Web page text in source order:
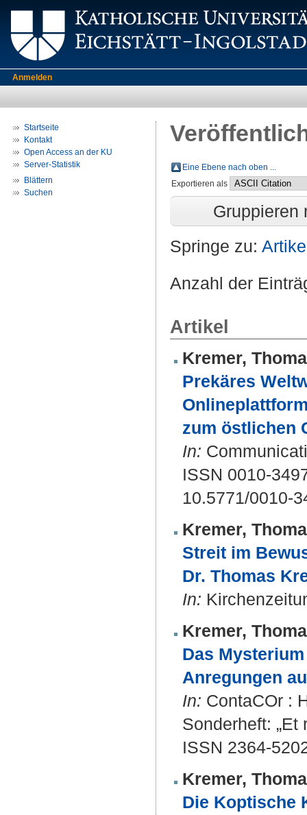
Anmelden
Startseite
Kontakt
Open Access an der KU
Server-Statistik
Blättern
Suchen
Eine Ebene nach oben ...
Exportieren als
Gruppieren
Springe zu:
Anzahl der
Artikel
Kremer,
Prekäres
zum östlichen
In:
ISSN 0010-
10.5771/0010-
Kremer,
Streit im
Dr. Thomas
In:
Kremer,
Das
Anregungen
In: ContaCOr :
Sonderheft:
ISSN 2364-
Kremer,
Die Koptische